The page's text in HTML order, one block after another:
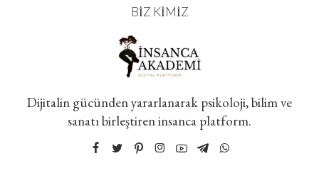
BIZ KIMIZ
Dijitalin gücünden yararlanarak psikoloji, bilim ve
sanatı birleştiren insanca platform.